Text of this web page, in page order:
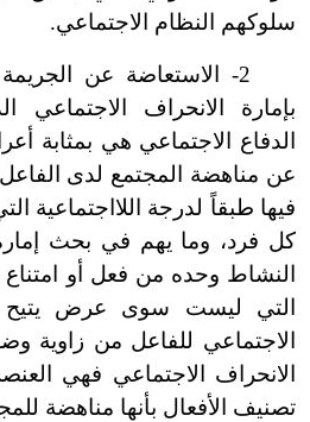
سلوكهم النظام الاجتماعي.
2
-الاستعاضة عن الجريمة
بإمارة الانحراف الاجتماعي
الدفاع الاجتماعي هي بمثابة
عن مناهضة المجتمع لدى
فيها طبقاً لدرجة
كل فرد، وما يهم في بحث
النشاط وحده من فعل أو
التي ليست سوى عرض يتيح
الاجتماعي للفاعل من زاوية
الانحراف الاجتماعي فهي
تصنيف الأفعال بأنها مناهضة